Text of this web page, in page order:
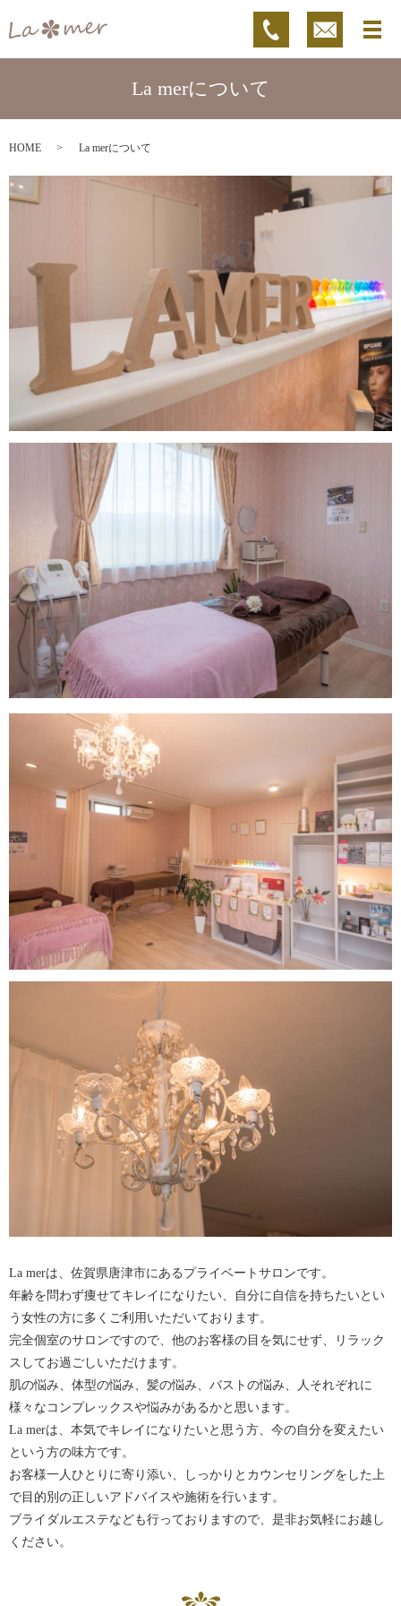
La merについて
HOME La merについて
La merは、佐賀県唐津市にあるプライベートサロンです。
年齢を問わず痩せてキレイになりたい、自分に自信を持ちたいとい
う女性の方に多くご利用いただいております。
完全個室のサロンですので、他のお客様の目を気にせず、リラック
スしてお過ごしいただけます。
肌の悩み、体型の悩み、髪の悩み、バストの悩み、人それぞれに
様々なコンプレックスや悩みがあるかと思います。
La merは、本気でキレイになりたいと思う方、今の自分を変えたい
という方の味方です。
お客様一人ひとりに寄り添い、しっかりとカウンセリングをした上
で目的別の正しいアドバイスや施術を行います。
ブライダルエステなども行っておりますので、是非お気軽にお越し
ください。